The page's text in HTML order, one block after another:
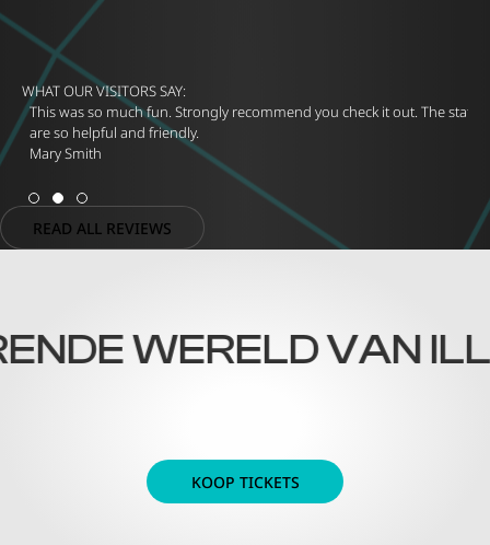
WHAT OUR VISITORS SAY:
This was so much fun. Strongly recommend you check it out. The staff
are so helpful and friendly.
Mary Smith
READ ALL REVIEWS
WERELD VAN
KOOP TICKETS